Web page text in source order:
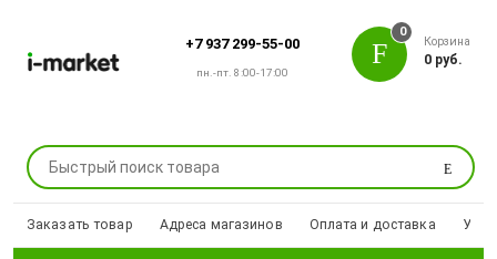
+7 937 299-55-00
пн.-пт. 8:00-17:00
Поиск
0
Корзина
0 руб.
Заказать товар Адреса магазинов Оплата и доставка